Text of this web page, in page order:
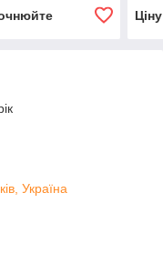
Україна